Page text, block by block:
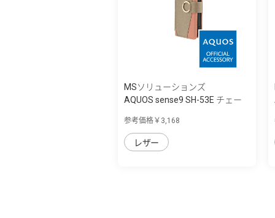
MSソリューションズ
AQUOS sense9 SH-53E チェー
参考価格￥3,168
レザー